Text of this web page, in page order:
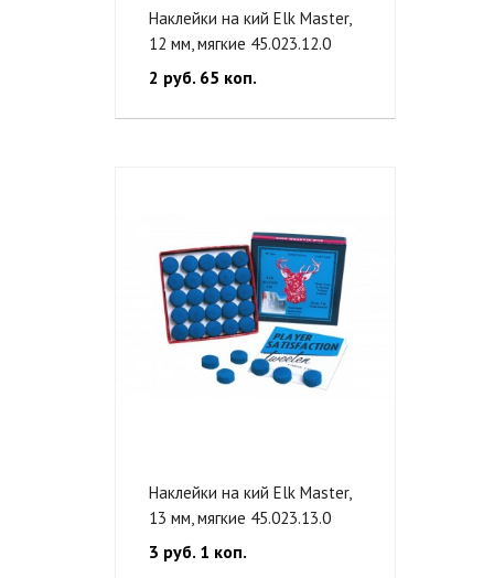
Наклейки на кий Elk Master,
12 мм, мягкие 45.023.12.0
2 руб. 65 коп.
Наклейки на кий Elk Master,
13 мм, мягкие 45.023.13.0
3 руб. 1 коп.